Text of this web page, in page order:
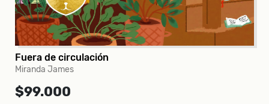
Fuera de circulación
Miranda James
$99.000